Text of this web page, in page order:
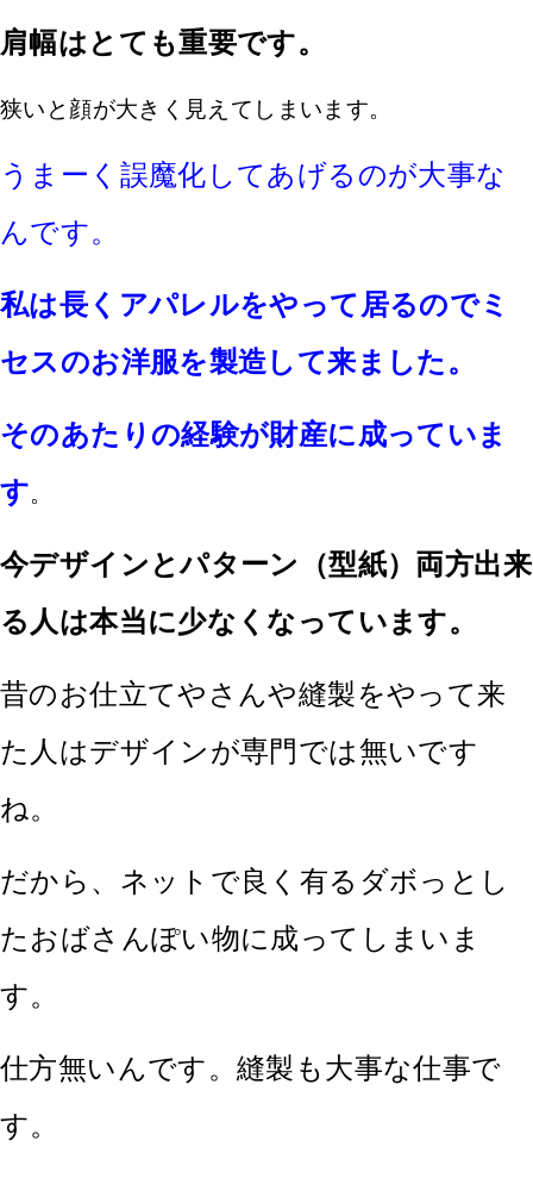
肩幅はとても重要です。
狭いと顔が大きく見えてしまいます。
うまーく誤魔化してあげるのが大事な
んです。
私は長くアパレルをやって居るのでミ
セスのお洋服を製造して来ました。
そのあたりの経験が財産に成っていま
す。
今デザインとパターン（型紙）両方出来
る人は本当に少なくなっています。
昔のお仕立てやさんや縫製をやって来
た人はデザインが専門では無いです
ね。
だから、ネットで良く有るダボっとし
たおばさんぽい物に成ってしまいま
す。
仕方無いんです。縫製も大事な仕事で
す。